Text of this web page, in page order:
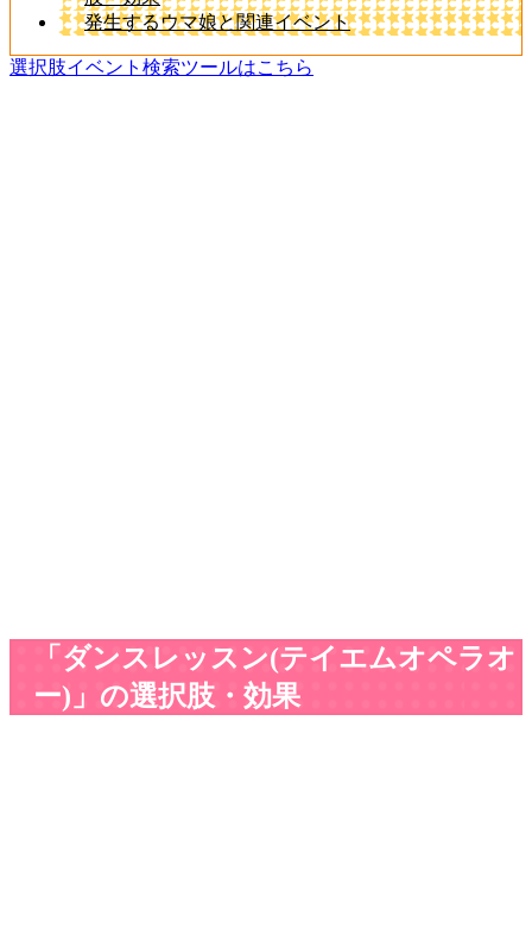
発生するウマ娘と関連イベント
選択肢イベント検索ツールはこちら
「ダンスレッスン(テイエムオペラオ
ー)」の選択肢・効果